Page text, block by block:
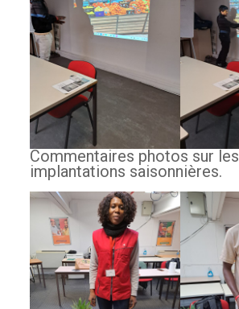
Commentaires photos sur les
implantations saisonnières.